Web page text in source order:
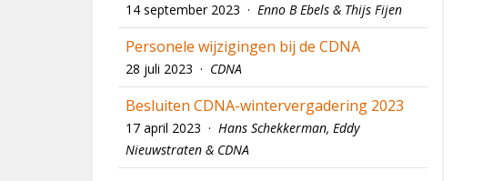
14 september 2023 · Enno B Ebels & Thijs Fijen
Personele wijzigingen bij de CDNA
28 juli 2023 · CDNA
Besluiten CDNA-wintervergadering 2023
17 april 2023 · Hans Schekkerman, Eddy
Nieuwstraten & CDNA